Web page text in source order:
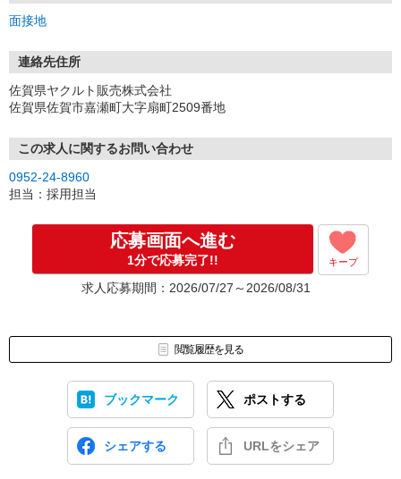
面接地
連絡先住所
佐賀県ヤクルト販売株式会社
佐賀県佐賀市嘉瀬町大字扇町2509番地
この求人に関するお問い合わせ
0952-24-8960
担当：採用担当
応募画面へ進む
1分で応募完了!! キープ
求人応募期間：2026/07/27～2026/08/31
閲覧履歴を見る
ブックマーク ポストする
シェアする URLをシェア